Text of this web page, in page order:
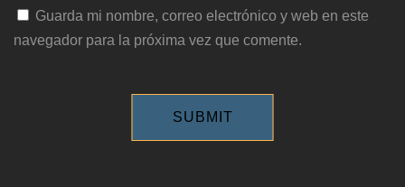
Guarda mi nombre, correo electrónico y web en este
navegador para la próxima vez que comente.
SUBMIT